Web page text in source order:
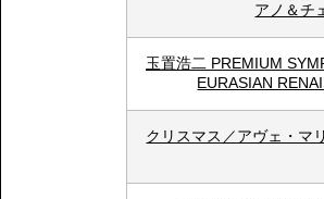
アノ＆チ
玉置浩二 PREMIUM
EURASIAN
クリスマス／アヴェ・マ